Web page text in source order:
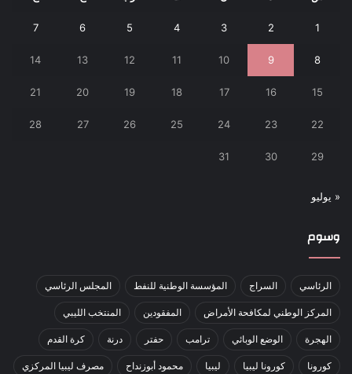
1
2
3
4
5
6
7
8
9
10
11
12
13
14
15
16
17
18
19
20
21
22
23
24
25
26
27
28
29
30
31
« يوليو
وسوم
الرئاسي السراج المؤسسة الوطنية للنفط المجلس الرئاسي
المركز الوطني لمكافحة الأمراض المفقودين المنتخب الليبي
الهجرة الوضع الوبائي ترامب حفتر درنة كرة القدم
كورونا كورونا ليبيا ليبيا محمود أبوزنداح مصرف ليبيا المركزي